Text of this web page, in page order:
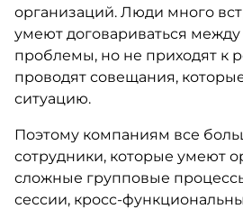
организаций. Люди много
умеют договариваться
проблемы, но не приходят к
проводят совещания,
ситуацию.
Поэтому компаниям все
сотрудники, которые умеют
сложные групповые
сессии, кросс-